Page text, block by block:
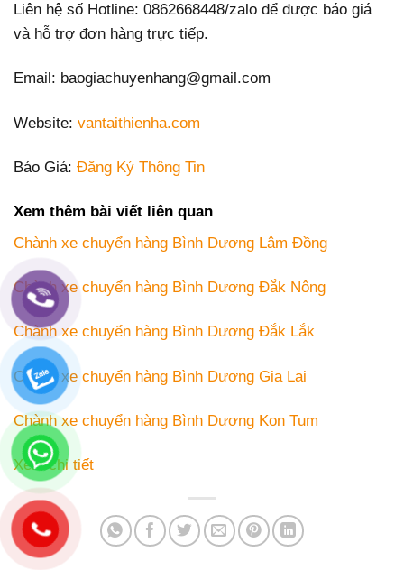
Liên hệ số Hotline: 0862668448/zalo để được báo giá
và hỗ trợ đơn hàng trực tiếp.
Email: baogiachuyenhang@gmail.com
Website: vantaithienha.com
Báo Giá: Đăng Ký Thông Tin
Xem thêm bài viết liên quan
Chành xe chuyển hàng Bình Dương Lâm Đồng
Chành xe chuyển hàng Bình Dương Đắk Nông
Chành xe chuyển hàng Bình Dương Đắk Lắk
Chành xe chuyển hàng Bình Dương Gia Lai
Chành xe chuyển hàng Bình Dương Kon Tum
Xem chi tiết